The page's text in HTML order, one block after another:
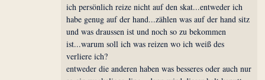
ich persönlich reize nicht auf den skat...entweder ich
habe genug auf der hand...zählen was auf der hand sitz
und was draussen ist und noch so zu bekommen
ist...warum soll ich was reizen wo ich weiß des
verliere ich?
entweder die anderen haben was besseres oder auch nur